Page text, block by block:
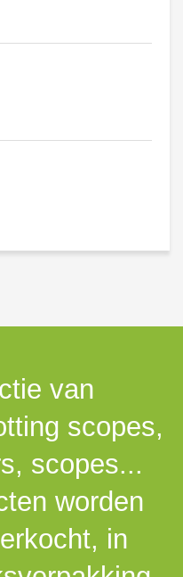
van
scopes,
scopes...
worden
in